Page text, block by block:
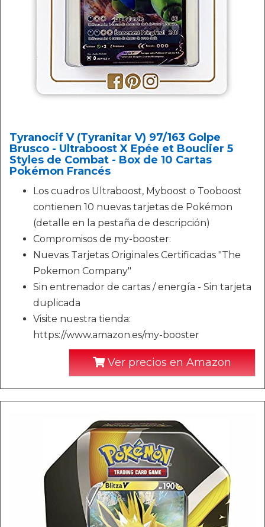
Tyranocif V (Tyranitar V) 97/163 Golpe
Brusco - Ultraboost X Epée et Bouclier 5
Styles de Combat - Box de 10 Cartas
Pokémon Francés
Los cuadros Ultraboost, Myboost o Tooboost
contienen 10 nuevas tarjetas de Pokémon
(detalle en la pestaña de descripción)
Compromisos de my-booster:
Nuevas Tarjetas Originales Certificadas "The
Pokemon Company"
Sin entrenador de cartas / energía - Sin tarjeta
duplicada
Visite nuestra tienda:
https://www.amazon.es/my-booster
Ver precios en Amazon